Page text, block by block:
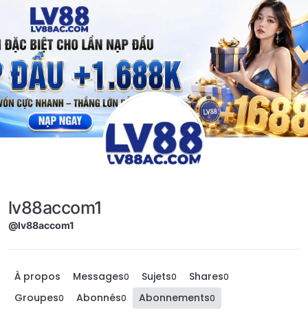
Aller directement au contenu
lv88accom1
@lv88accom1
À propos Messages0 Sujets0 Shares0
Groupes0 Abonnés0 Abonnements0